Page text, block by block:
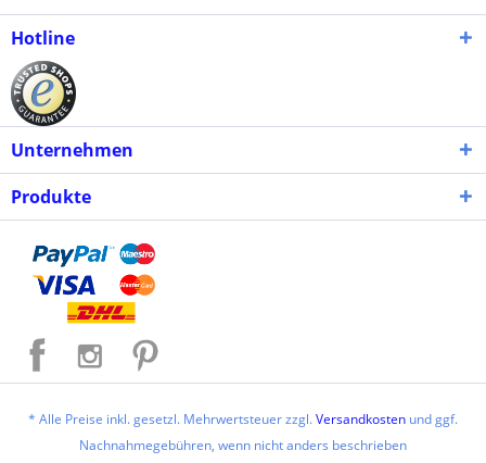
Hotline
Unternehmen
Produkte
* Alle Preise inkl. gesetzl. Mehrwertsteuer zzgl.Versandkosten und ggf.
Nachnahmegebühren, wenn nicht anders beschrieben